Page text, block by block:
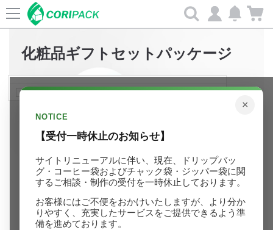
Search
化粧品ギフトセットパッケージ
×
NOTICE
【受付一時休止のお知らせ】
サイトリニューアルに伴い、現在、ドリップバッ
グ・コーヒー袋およびチャック袋・ジッパー袋に関
するご相談・制作の受付を一時休止しております。
お客様にはご不便をおかけいたしますが、より分か
りやすく、充実したサービスをご提供できるよう準
備を進めております。
今日はこのポップアップを開かない